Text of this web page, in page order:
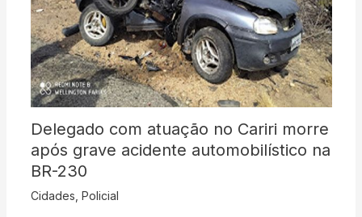
Delegado com atuação no Cariri morre
após grave acidente automobilístico na
BR-230
Cidades Policial